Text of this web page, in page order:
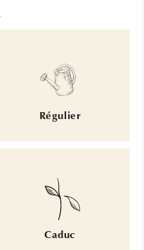
Régulier
Caduc